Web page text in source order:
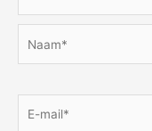
mail*